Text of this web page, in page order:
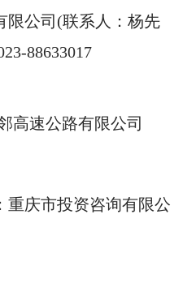
限公司(联系人：杨先
88633017
高速公路有限公司
重庆市投资咨询有限公